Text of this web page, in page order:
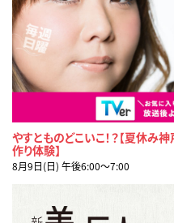
やすとものどこいこ！？【夏休み
作り体験】
8月9日(日) 午後6:00〜7:00